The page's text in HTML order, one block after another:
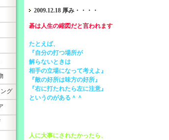
2009.12.18 厚み・・・・
碁は人生の縮図だと言われます
たとえば、
『自分の打つ場所が
解らないときは
相手の立場になって考えよ』
『敵の好所は味方の好所』
『右に打たれたら左に注意』
というのがある＾＾
人に大事にされたかったら、
グ